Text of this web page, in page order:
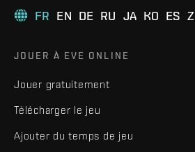
FR EN DE RU JA KO ES
JOUER À EVE ONLINE
Jouer gratuitement
Télécharger le jeu
Ajouter du temps de jeu